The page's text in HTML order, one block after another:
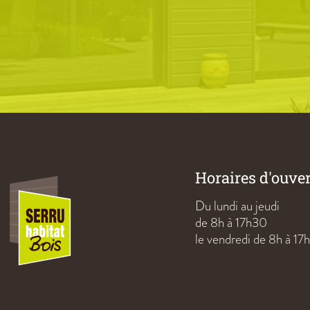
Horaires
Du lundi au jeudi
de 8h à 17h30
le vendredi de 8h à 17h